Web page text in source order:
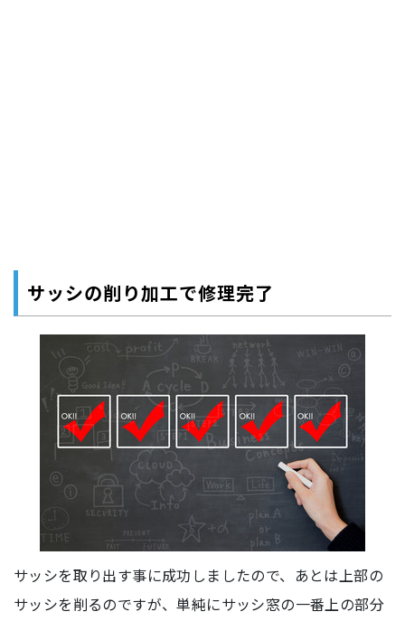
サッシの削り加工で修理完了
サッシを取り出す事に成功しましたので、あとは上部の
サッシを削るのですが、単純にサッシ窓の一番上の部分